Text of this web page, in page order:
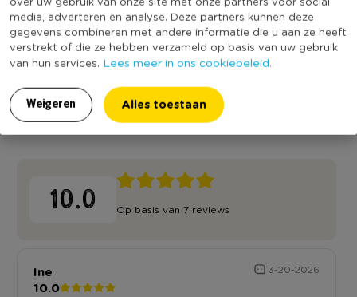
media, adverteren en analyse. Deze partners kunnen deze
gegevens combineren met andere informatie die u aan ze heeft
verstrekt of die ze hebben verzameld op basis van uw gebruik
van hun services. Lees meer in ons cookiebeleid.
Weigeren Alles toestaan
5,99 5,99 5,99
Reviews
10.0 Op basis van 7 reviews
Ine 3-20-2026
10.0